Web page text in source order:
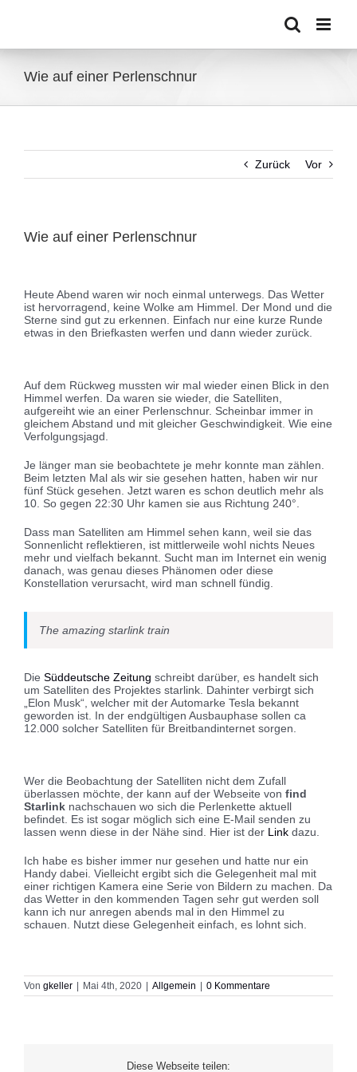
Wie auf einer Perlenschnur
Zurück Vor
Wie auf einer Perlenschnur
Bild
Heute Abend waren wir noch einmal unterwegs. Das Wetter
ist hervorragend, keine Wolke am Himmel. Der Mond und die
Sterne sind gut zu erkennen. Einfach nur eine kurze Runde
etwas in den Briefkasten werfen und dann wieder zurück.
Auf dem Rückweg mussten wir mal wieder einen Blick in den
Himmel werfen. Da waren sie wieder, die Satelliten,
aufgereiht wie an einer Perlenschnur. Scheinbar immer in
gleichem Abstand und mit gleicher Geschwindigkeit. Wie eine
Verfolgungsjagd.
Je länger man sie beobachtete je mehr konnte man zählen.
Beim letzten Mal als wir sie gesehen hatten, haben wir nur
fünf Stück gesehen. Jetzt waren es schon deutlich mehr als
10. So gegen 22:30 Uhr kamen sie aus Richtung 240°.
Dass man Satelliten am Himmel sehen kann, weil sie das
Sonnenlicht reflektieren, ist mittlerweile wohl nichts Neues
mehr und vielfach bekannt. Sucht man im Internet ein wenig
danach, was genau dieses Phänomen oder diese
Konstellation verursacht, wird man schnell fündig.
The amazing starlink train
Die Süddeutsche Zeitung schreibt darüber, es handelt sich
um Satelliten des Projektes starlink. Dahinter verbirgt sich
„Elon Musk“, welcher mit der Automarke Tesla bekannt
geworden ist. In der endgültigen Ausbauphase sollen ca
12.000 solcher Satelliten für Breitbandinternet sorgen.
Wer die Beobachtung der Satelliten nicht dem Zufall
überlassen möchte, der kann auf der Webseite von find
Starlink nachschauen wo sich die Perlenkette aktuell
befindet. Es ist sogar möglich sich eine E-Mail senden zu
lassen wenn diese in der Nähe sind. Hier ist der Link dazu.
Ich habe es bisher immer nur gesehen und hatte nur ein
Handy dabei. Vielleicht ergibt sich die Gelegenheit mal mit
einer richtigen Kamera eine Serie von Bildern zu machen. Da
das Wetter in den kommenden Tagen sehr gut werden soll
kann ich nur anregen abends mal in den Himmel zu
schauen. Nutzt diese Gelegenheit einfach, es lohnt sich.
Von gkeller | Mai 4th, 2020 | Allgemein | 0 Kommentare
Diese Webseite teilen: